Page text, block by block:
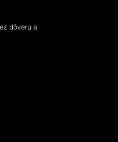
dôveru a